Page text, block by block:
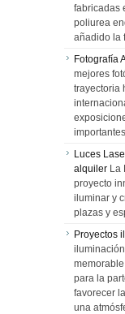
fabricadas
poliurea
añadido la
Fotografía
mejores
trayectoria
Luces
alquiler La
proyecto
iluminar y
plazas y
Proyectos
para la
favorecer
una